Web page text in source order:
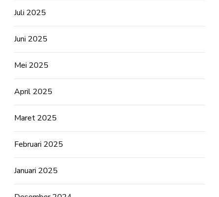
Juli 2025
Juni 2025
Mei 2025
April 2025
Maret 2025
Februari 2025
Januari 2025